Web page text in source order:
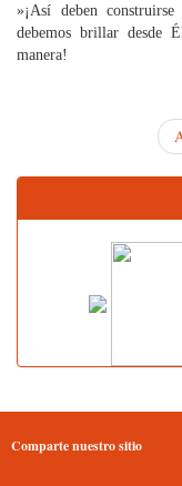
»¡Así deben
debemos brillar desde
manera!
Comparte nuestro sitio